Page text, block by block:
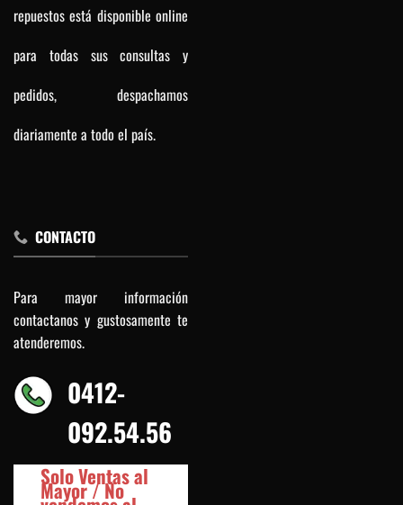
repuestos está disponible online
para todas sus consultas y
pedidos, despachamos
diariamente a todo el país.
CONTACTO
Para mayor información
contactanos y gustosamente te
atenderemos.
0412-
092.54.56
Solo Ventas al
Mayor / No